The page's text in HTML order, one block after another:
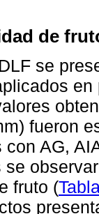
de
se
en
fueron
AG,
fruto (